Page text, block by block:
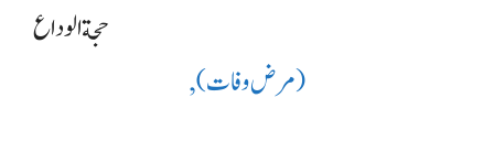
حجةالوداع
,(مرض وفات)